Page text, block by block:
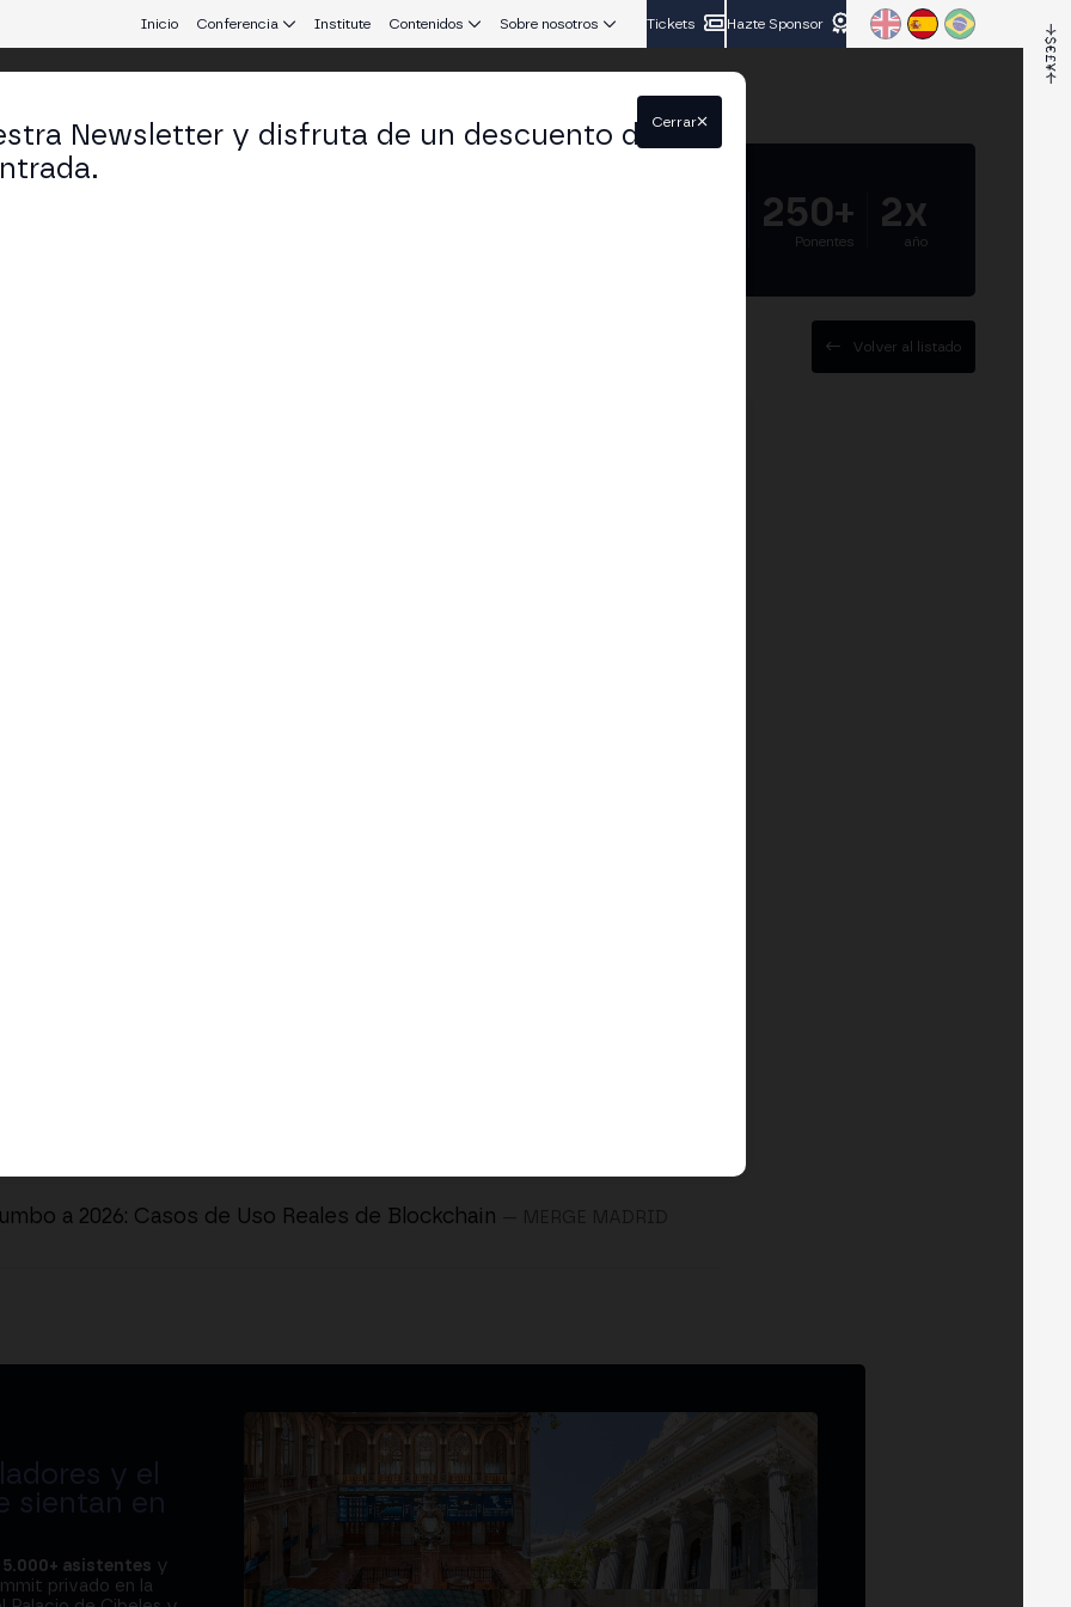
Inicio Conferencia Institute Contenidos Sobre nosotros Tickets Hazte Sponsor
250+
Ponentes
2x
año
Volver al listado
a 2026: Casos de Uso Reales de Blockchain
y el
sientan en
5.000+ asistentes y
privado en la
Newsletter y disfruta de un descuento delCerrar